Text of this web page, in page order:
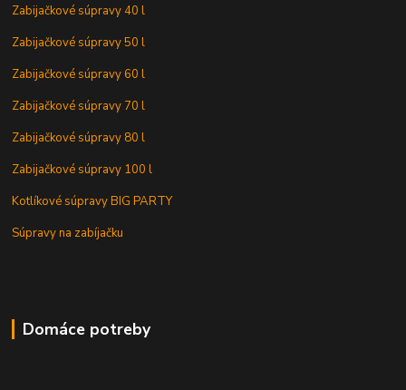
Zabijačkové súpravy 40 l
Zabijačkové súpravy 50 l
Zabijačkové súpravy 60 l
Zabijačkové súpravy 70 l
Zabijačkové súpravy 80 l
Zabijačkové súpravy 100 l
Kotlíkové súpravy BIG PARTY
Súpravy na zabíjačku
Domáce potreby